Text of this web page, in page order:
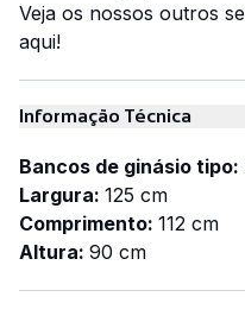
Veja os nossos outros
aqui!
Informação Técnica
Bancos de ginásio tipo:
Largura: 125 cm
Comprimento: 112 cm
Altura: 90 cm